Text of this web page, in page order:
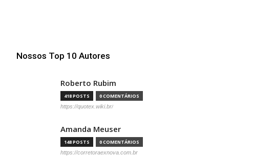
Nossos Top 10 Autores
Roberto Rubim
418 POSTS 0 COMENTÁRIOS
https://quotex.wiki.br/
Amanda Meuser
148 POSTS 0 COMENTÁRIOS
https://corretoraexnova.com.br